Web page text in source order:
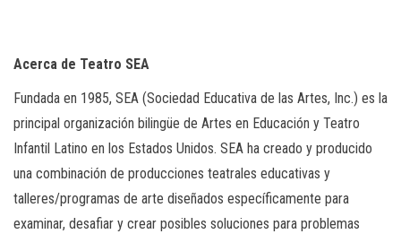
Acerca de Teatro SEA
Fundada en 1985, SEA (Sociedad Educativa de las Artes, Inc.) es la
principal organización bilingüe de Artes en Educación y Teatro
Infantil Latino en los Estados Unidos. SEA ha creado y producido
una combinación de producciones teatrales educativas y
talleres/programas de arte diseñados específicamente para
examinar, desafiar y crear posibles soluciones para problemas